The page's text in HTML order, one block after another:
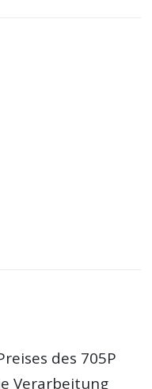
des 705P
Verarbeitung